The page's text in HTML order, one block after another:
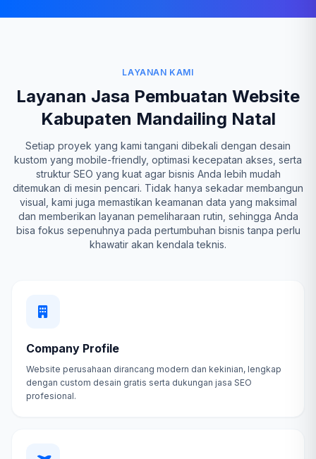
LAYANAN KAMI
Layanan Jasa Pembuatan Website
Kabupaten Mandailing Natal
Setiap proyek yang kami tangani dibekali dengan desain
kustom yang mobile-friendly, optimasi kecepatan akses, serta
struktur SEO yang kuat agar bisnis Anda lebih mudah
ditemukan di mesin pencari. Tidak hanya sekadar membangun
visual, kami juga memastikan keamanan data yang maksimal
dan memberikan layanan pemeliharaan rutin, sehingga Anda
bisa fokus sepenuhnya pada pertumbuhan bisnis tanpa perlu
khawatir akan kendala teknis.
Company Profile
Website perusahaan dirancang modern dan kekinian, lengkap
dengan custom desain gratis serta dukungan jasa SEO
profesional.